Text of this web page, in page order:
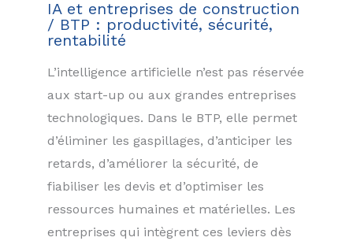
IA et entreprises de construction
/ BTP : productivité, sécurité,
rentabilité
L’intelligence artificielle n’est pas réservée
aux start-up ou aux grandes entreprises
technologiques. Dans le BTP, elle permet
d’éliminer les gaspillages, d’anticiper les
retards, d’améliorer la sécurité, de
fiabiliser les devis et d’optimiser les
ressources humaines et matérielles. Les
entreprises qui intègrent ces leviers dès